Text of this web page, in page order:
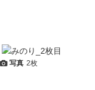
写真 2枚